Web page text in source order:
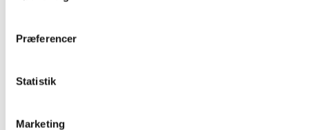
Præferencer
Statistik
Marketing